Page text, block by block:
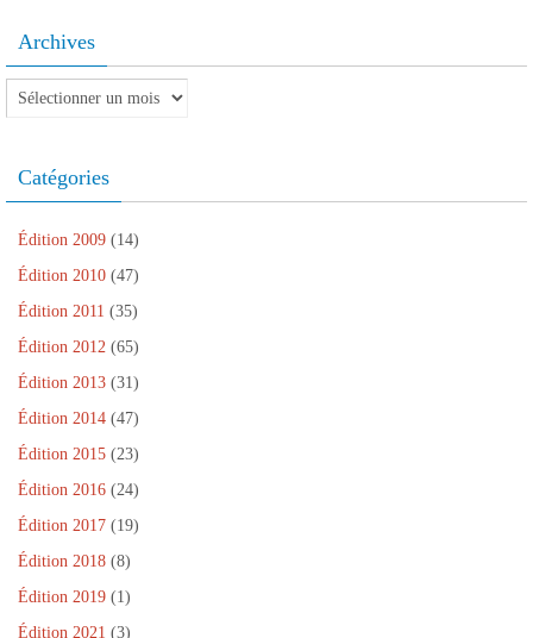
Archives
Archives
Catégories
Édition 2009 (14)
Édition 2010 (47)
Édition 2011 (35)
Édition 2012 (65)
Édition 2013 (31)
Édition 2014 (47)
Édition 2015 (23)
Édition 2016 (24)
Édition 2017 (19)
Édition 2018 (8)
Édition 2019 (1)
Édition 2021 (3)